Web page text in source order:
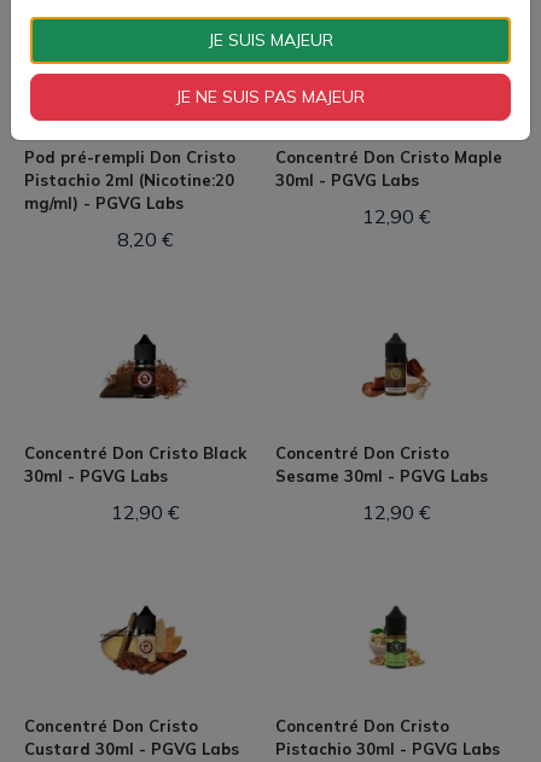
Pod pré-rempli Don Cristo
Pistachio 2ml (Nicotine:20
mg/ml) - PGVG Labs
8,20 €
Concentré Don Cristo Maple
30ml - PGVG Labs
12,90 €
Concentré Don Cristo Black
30ml - PGVG Labs
12,90 €
Concentré Don Cristo
Sesame 30ml - PGVG Labs
12,90 €
Concentré Don Cristo
Custard 30ml - PGVG Labs
Concentré Don Cristo
Pistachio 30ml - PGVG Labs
JE SUIS MAJEUR
JE NE SUIS PAS MAJEUR